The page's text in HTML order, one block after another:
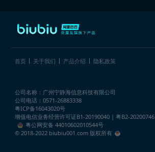
首页 关于我们 产品介绍 隐私政策
公司名称：广州宁静海信息科技有限公司
公司电话：0571-26883338
粤ICP备16043020号
增值电信业务经营许可证B1-20190040 | 粤B2-20200746
粤公网安备 44010602010544号
© 2018-2022 biubiu001.com 版权所有